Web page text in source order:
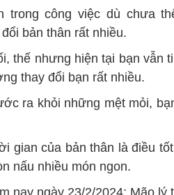
trong công việc dù chưa
bản thân rất nhiều.
thế nhưng hiện tại bạn vẫn
thay đổi bạn rất nhiều.
ra khỏi những mệt mỏi,
gian của bản thân là điều
nấu nhiều món ngon.